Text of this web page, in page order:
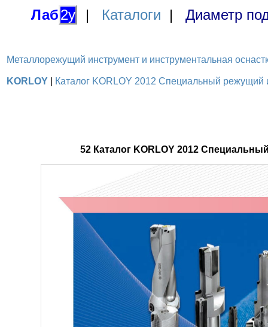
Лаб2у | Каталоги | Диаметр
Металлорежущий инструмент и инструментальная
KORLOY Каталог KORLOY 2012 Специальный режущий
52 Каталог KORLOY 2012